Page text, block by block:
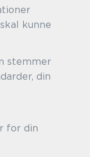
kunne
stemmer
din
for din